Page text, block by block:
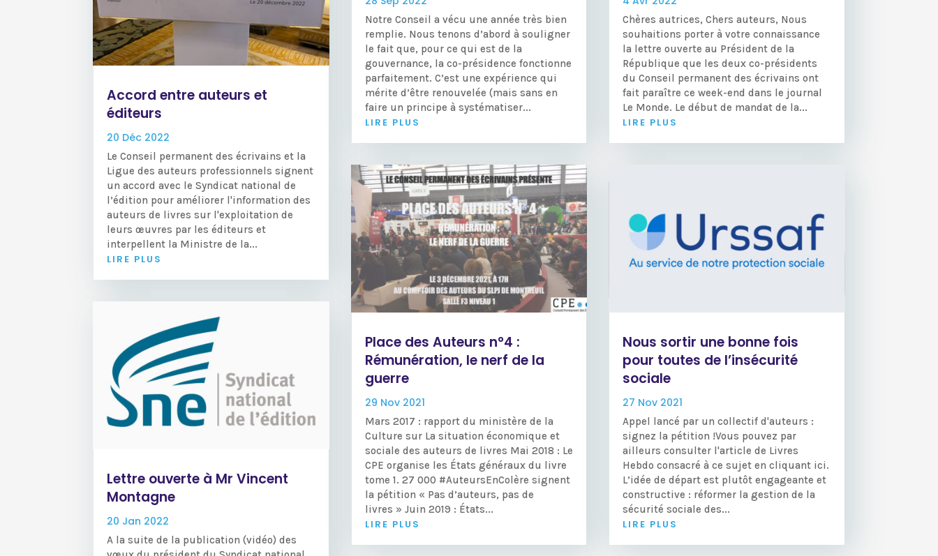
Accord entre auteurs et
éditeurs
20 Déc 2022
Le Conseil permanent des écrivains et la
Ligue des auteurs professionnels signent
un accord avec le Syndicat national de
l’édition pour améliorer l'information des
auteurs de livres sur l'exploitation de
leurs œuvres par les éditeurs et
interpellent la Ministre de la...
LIRE PLUS
Lettre ouverte à Mr Vincent
Montagne
20 Jan 2022
A la suite de la publication (vidéo) des
Notre Conseil a vécu une année très bien
remplie. Nous tenons d’abord à souligner
le fait que, pour ce qui est de la
gouvernance, la co-présidence fonctionne
parfaitement. C’est une expérience qui
mérite d’être renouvelée (mais sans en
faire un principe à systématiser...
LIRE PLUS
Place des Auteurs n°4 :
Rémunération, le nerf de la
guerre
29 Nov 2021
Mars 2017 : rapport du ministère de la
Culture sur La situation économique et
sociale des auteurs de livres Mai 2018 : Le
CPE organise les États généraux du livre
tome 1. 27 000 #AuteursEnColère signent
la pétition « Pas d’auteurs, pas de
livres » Juin 2019 : États...
LIRE PLUS
Chères autrices, Chers auteurs, Nous
souhaitions porter à votre connaissance
la lettre ouverte au Président de la
République que les deux co-présidents
du Conseil permanent des écrivains ont
fait paraître ce week-end dans le journal
Le Monde. Le début de mandat de la...
LIRE PLUS
Nous sortir une bonne fois
pour toutes de l’insécurité
sociale
27 Nov 2021
Appel lancé par un collectif d'auteurs :
signez la pétition !Vous pouvez par
ailleurs consulter l'article de Livres
Hebdo consacré à ce sujet en cliquant ici.
L’idée de départ est plutôt engageante et
constructive : réformer la gestion de la
sécurité sociale des...
LIRE PLUS